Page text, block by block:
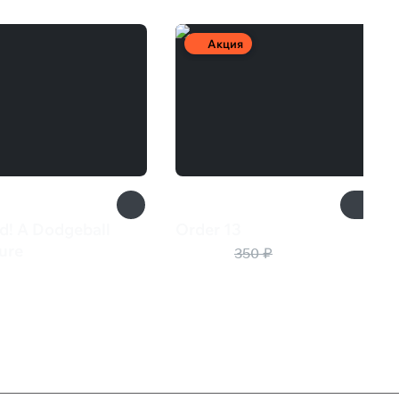
Акция
350 ₽